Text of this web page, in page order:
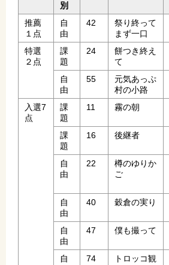
別
推薦
１点
自
由
42
祭り終って
まず一口
特選
２点
課
題
24
餅つき終え
て
自
由
55
元気あっぷ
村の小路
入選7
点
課
題
11 霧の朝
課
題
16 後継者
自
由
22
樽のゆりか
ご
自
由
40 穀倉の実り
自
由
47 僕も撮って
自
74
トロッコ観